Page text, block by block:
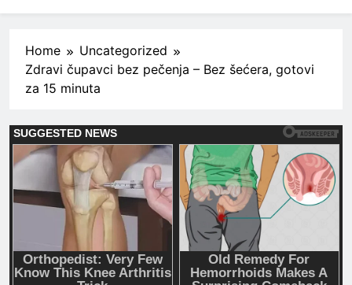
Home
Uncategorized
Zdravi čupavci bez pečenja – Bez šećera, gotovi
za 15 minuta